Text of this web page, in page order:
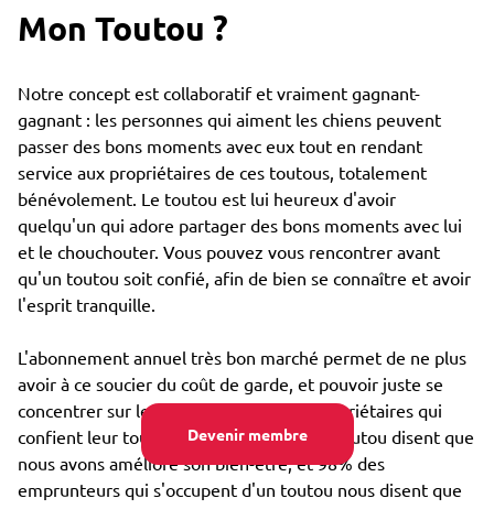
Devenir membre
Mon Toutou ?
Notre concept est collaboratif et vraiment gagnant-
gagnant : les personnes qui aiment les chiens peuvent
passer des bons moments avec eux tout en rendant
service aux propriétaires de ces toutous, totalement
bénévolement. Le toutou est lui heureux d'avoir
quelqu'un qui adore partager des bons moments avec lui
et le chouchouter. Vous pouvez vous rencontrer avant
qu'un toutou soit confié, afin de bien se connaître et avoir
l'esprit tranquille.
L'abonnement annuel très bon marché permet de ne plus
avoir à ce soucier du coût de garde, et pouvoir juste se
concentrer sur le bien-être : 85% des propriétaires qui
confient leur toutou par Emprunte Mon Toutou disent que
nous avons amélioré son bien-être, et 98% des
emprunteurs qui s'occupent d'un toutou nous disent que